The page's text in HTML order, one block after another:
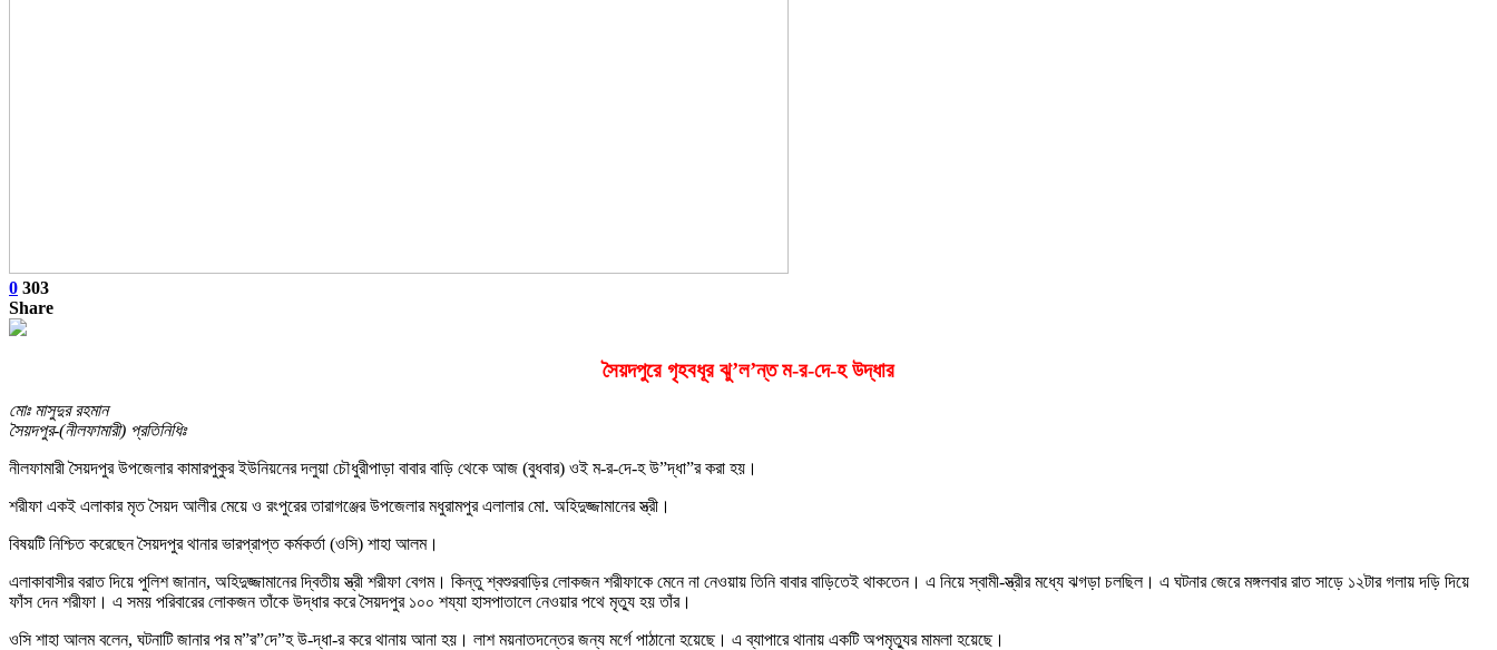
0 303
Share
সৈয়দপুরে গৃহবধূর ঝু’ল’ন্ত ম-র-দে-হ উদ্ধার
মোঃ মাসুদুর রহমান
সৈয়দপুর-(নীলফামারী) প্রতিনিধিঃ
নীলফামারী সৈয়দপুর উপজেলার কামারপুকুর ইউনিয়নের দলুয়া চৌধুরীপাড়া বাবার বাড়ি থেকে আজ (বুধবার) ওই ম-র-দে-হ উ”দ্ধা”র করা হয়।
শরীফা একই এলাকার মৃত সৈয়দ আলীর মেয়ে ও রংপুরের তারাগঞ্জের উপজেলার মধুরামপুর এলালার মো. অহিদুজ্জামানের স্ত্রী।
বিষয়টি নিশ্চিত করেছেন সৈয়দপুর থানার ভারপ্রাপ্ত কর্মকর্তা (ওসি) শাহা আলম।
এলাকাবাসীর বরাত দিয়ে পুলিশ জানান, অহিদুজ্জামানের দ্বিতীয় স্ত্রী শরীফা বেগম। কিন্তু শ্বশুরবাড়ির লোকজন শরীফাকে মেনে না নেওয়ায় তিনি বাবার বাড়িতেই থাকতেন। এ নিয়ে স্বামী-স্ত্রীর মধ্যে ঝগড়া চলছিল। এ ঘটনার জেরে মঙ্গলবার রাত সাড়ে ১২টার গলায় দড়ি দিয়ে
ফাঁস দেন শরীফা। এ সময় পরিবারের লোকজন তাঁকে উদ্ধার করে সৈয়দপুর ১০০ শয্যা হাসপাতালে নেওয়ার পথে মৃত্যু হয় তাঁর।
ওসি শাহা আলম বলেন, ঘটনাটি জানার পর ম”র”দে”হ উ-দ্ধা-র করে থানায় আনা হয়। লাশ ময়নাতদন্তের জন্য মর্গে পাঠানো হয়েছে। এ ব্যাপারে থানায় একটি অপমৃত্যুর মামলা হয়েছে।